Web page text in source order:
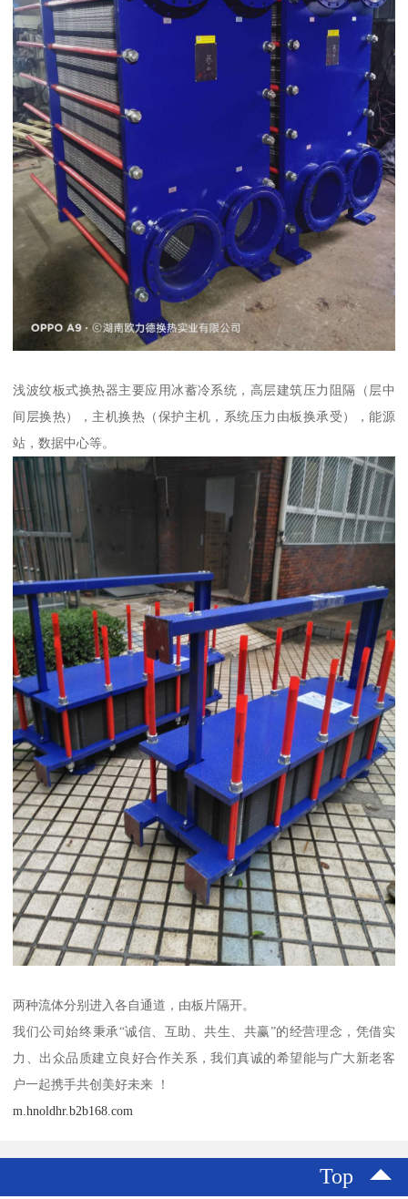
浅波纹板式换热器主要应用冰蓄冷系统，高层建筑压力阻隔（层中
间层换热），主机换热（保护主机，系统压力由板换承受），能源
站，数据中心等。
两种流体分别进入各自通道，由板片隔开。
我们公司始终秉承“诚信、互助、共生、共赢”的经营理念，凭借实
力、出众品质建立良好合作关系，我们真诚的希望能与广大新老客
户一起携手共创美好未来 ！
m.hnoldhr.b2b168.com
Top